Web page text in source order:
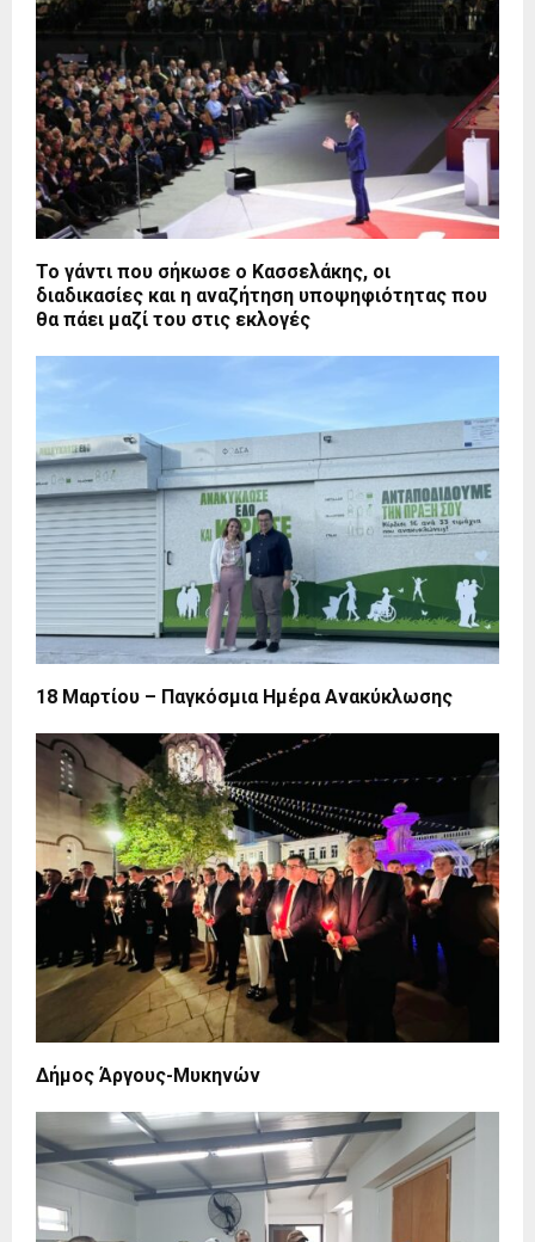
Το γάντι που σήκωσε ο Κασσελάκης, οι
διαδικασίες και η αναζήτηση υποψηφιότητας που
θα πάει μαζί του στις εκλογές
18 Μαρτίου – Παγκόσμια Ημέρα Ανακύκλωσης
Δήμος Άργους-Μυκηνών